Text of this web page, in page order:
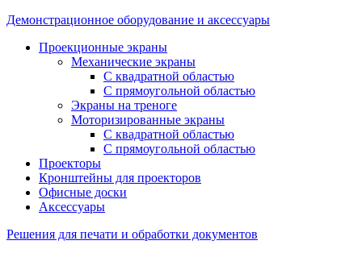
Демонстрационное оборудование и аксессуары
Проекционные экраны
Механические экраны
С квадратной областью
С прямоугольной областью
Экраны на треноге
Моторизированные экраны
С квадратной областью
С прямоугольной областью
Проекторы
Кронштейны для проекторов
Офисные доски
Аксессуары
Решения для печати и обработки документов